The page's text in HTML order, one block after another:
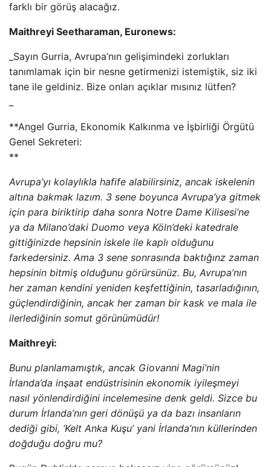
farklı bir görüş alacağız.
Maithreyi Seetharaman, Euronews:
_Sayın Gurria, Avrupa’nın gelişimindeki zorlukları
tanımlamak için bir nesne getirmenizi istemiştik, siz iki
tane ile geldiniz. Bize onları açıklar mısınız lütfen?
**Angel Gurria, Ekonomik Kalkınma ve İşbirliği Örgütü
Genel Sekreteri:
**
Avrupa’yı kolaylıkla hafife alabilirsiniz, ancak iskelenin
altına bakmak lazım. 3 sene boyunca Avrupa’ya gitmek
için para biriktirip daha sonra Notre Dame Kilisesi’ne
ya da Milano’daki Duomo veya Köln’deki katedrale
gittiğinizde hepsinin iskele ile kaplı olduğunu
farkedersiniz. Ama 3 sene sonrasında baktığınz zaman
hepsinin bitmiş olduğunu görürsünüz. Bu, Avrupa’nın
her zaman kendini yeniden keşfettiğinin, tasarladığının,
güçlendirdiğinin, ancak her zaman bir kask ve mala ile
ilerlediğinin somut görünümüdür!
Maithreyi:
Bunu planlamamıştık, ancak Giovanni Magi’nin
İrlanda’da inşaat endüstrisinin ekonomik iyileşmeyi
nasıl yönlendirdiğini incelemesine denk geldi. Sizce bu
durum İrlanda’nın geri dönüşü ya da bazı insanların
dediği gibi, ‘Kelt Anka Kuşu’ yani İrlanda’nın küllerinden
doğduğu doğru mu?